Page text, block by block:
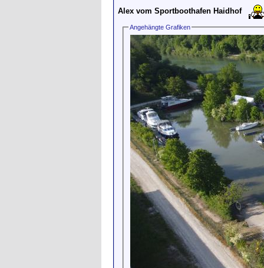
Alex vom Sportboothafen Haidhof
Angehängte Grafiken